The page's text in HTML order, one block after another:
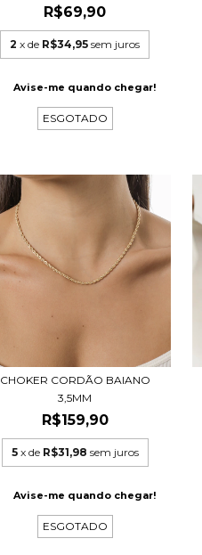
R$69,90
2 x de R$34,95 sem juros
Avise-me quando chegar!
ESGOTADO
CHOKER CORDÃO BAIANO
3,5MM
R$159,90
5 x de R$31,98 sem juros
Avise-me quando chegar!
ESGOTADO